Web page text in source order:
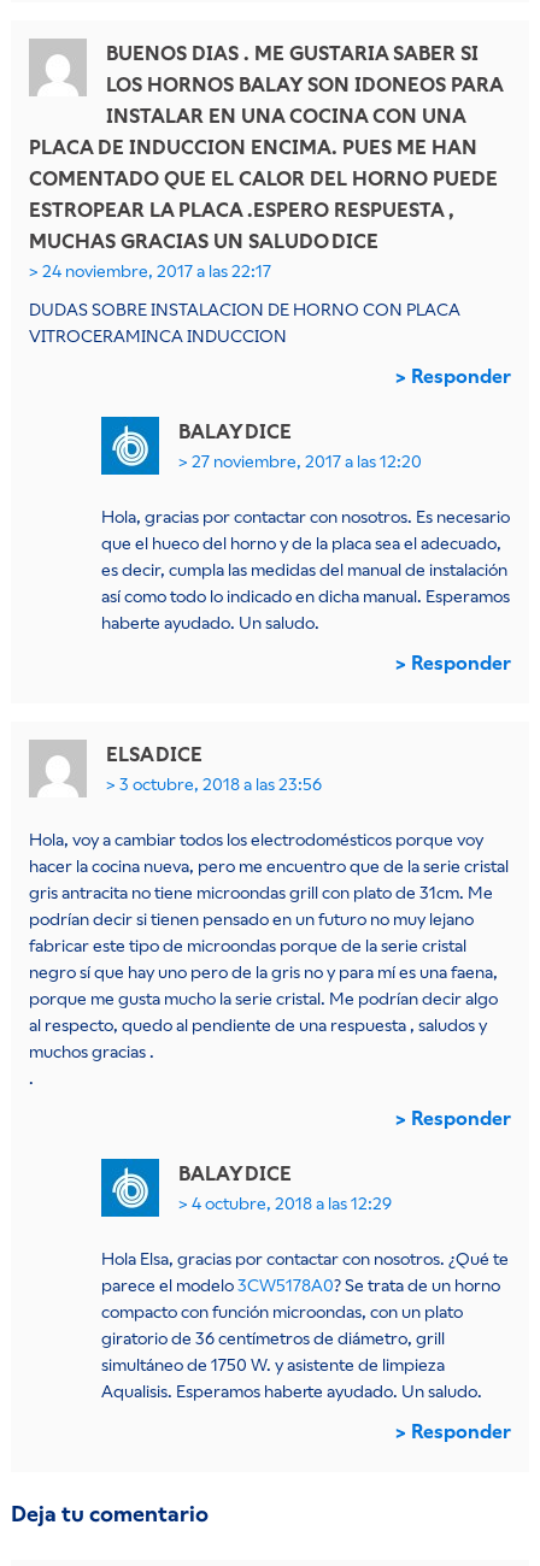
BUENOS DIAS . ME GUSTARIA SABER SI
LOS HORNOS BALAY SON IDONEOS PARA
INSTALAR EN UNA COCINA CON UNA
PLACA DE INDUCCION ENCIMA. PUES ME HAN
COMENTADO QUE EL CALOR DEL HORNO PUEDE
ESTROPEAR LA PLACA .ESPERO RESPUESTA ,
MUCHAS GRACIAS UN SALUDODICE
24 noviembre, 2017 a las 22:17
DUDAS SOBRE INSTALACION DE HORNO CON PLACA
VITROCERAMINCA INDUCCION
Responder
BALAYDICE
27 noviembre, 2017 a las 12:20
Hola, gracias por contactar con nosotros. Es necesario
que el hueco del horno y de la placa sea el adecuado,
es decir, cumpla las medidas del manual de instalación
así como todo lo indicado en dicha manual. Esperamos
haberte ayudado. Un saludo.
Responder
ELSADICE
3 octubre, 2018 a las 23:56
Hola, voy a cambiar todos los electrodomésticos porque voy
hacer la cocina nueva, pero me encuentro que de la serie cristal
gris antracita no tiene microondas grill con plato de 31cm. Me
podrían decir si tienen pensado en un futuro no muy lejano
fabricar este tipo de microondas porque de la serie cristal
negro sí que hay uno pero de la gris no y para mí es una faena,
porque me gusta mucho la serie cristal. Me podrían decir algo
al respecto, quedo al pendiente de una respuesta , saludos y
muchos gracias .
.
Responder
BALAYDICE
4 octubre, 2018 a las 12:29
Hola Elsa, gracias por contactar con nosotros. ¿Qué te
parece el modelo3CW5178A0? Se trata de un horno
compacto con función microondas, con un plato
giratorio de 36 centímetros de diámetro, grill
simultáneo de 1750 W. y asistente de limpieza
Aqualisis. Esperamos haberte ayudado. Un saludo.
Responder
Deja tu comentario